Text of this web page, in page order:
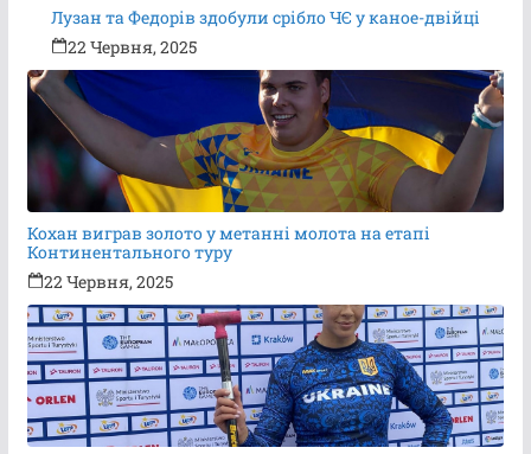
Лузан та Федорів здобули срібло ЧЄ у каное-двійці
22 Червня, 2025
Кохан виграв золото у метанні молота на етапі
Континентального туру
22 Червня, 2025